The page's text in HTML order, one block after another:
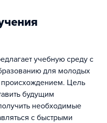
для молодых
Цель
будущим
необходимые
с быстрыми